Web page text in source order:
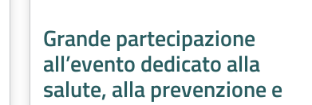
Grande partecipazione
all’evento dedicato alla
salute, alla prevenzione e